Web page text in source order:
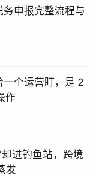
申报完整流程与
个运营盯，是 2
作
进钓鱼站，跨境
发